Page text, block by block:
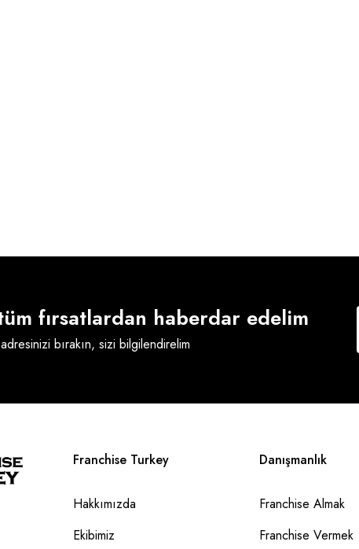
fırsatlardan haberdar edelim
bırakın, sizi bilgilendirelim
Franchise Turkey
Hakkımızda
Ekibimiz
Danışmanlık
Franchise Almak
Franchise Vermek